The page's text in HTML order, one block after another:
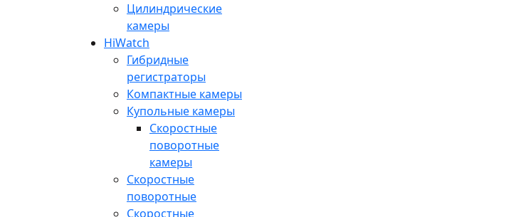
Цилиндрические
камеры
HiWatch
Гибридные
регистраторы
Компактные камеры
Купольные камеры
Скоростные
поворотные
камеры
Скоростные
поворотные
Скоростные